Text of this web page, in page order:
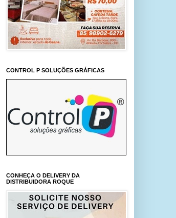
CONTROL P SOLUÇÕES GRÁFICAS
CONHEÇA O DELIVERY DA
DISTRIBUIDORA ROQUE